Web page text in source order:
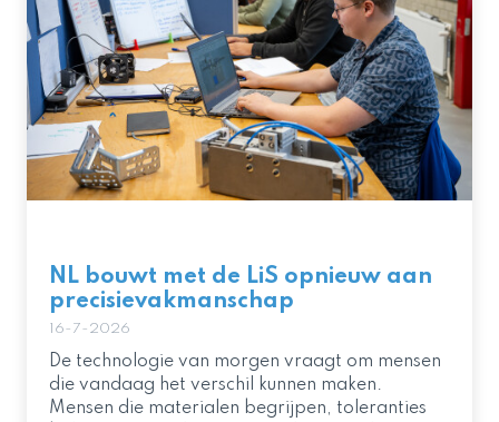
NL bouwt met de LiS opnieuw aan
precisievakmanschap
16-7-2026
De technologie van morgen vraagt om mensen
die vandaag het verschil kunnen maken.
Mensen die materialen begrijpen, toleranties